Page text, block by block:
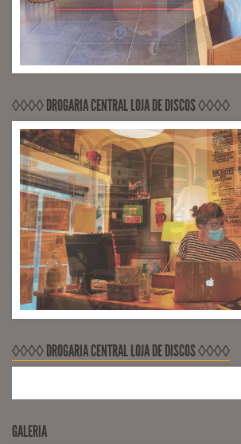
◊◊◊◊ DROGARIA CENTRAL LOJA DE DISCOS ◊◊◊◊
◊◊◊◊ DROGARIA CENTRAL LOJA DE DISCOS ◊◊◊◊
GALERIA